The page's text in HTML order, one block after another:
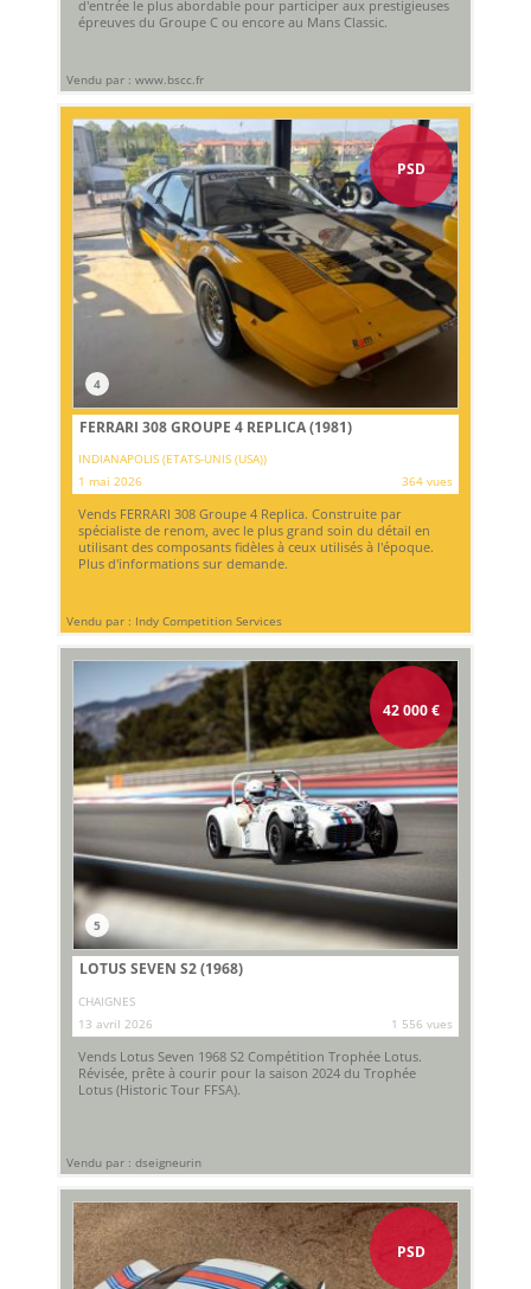
d'entrée le plus abordable pour participer aux prestigieuses
épreuves du Groupe C ou encore au Mans Classic.
Vendu par : www.bscc.fr
PSD
4
FERRARI 308 GROUPE 4 REPLICA (1981)
INDIANAPOLIS (ETATS-UNIS (USA))
1 mai 2026
364 vues
Vends FERRARI 308 Groupe 4 Replica. Construite par
spécialiste de renom, avec le plus grand soin du détail en
utilisant des composants fidèles à ceux utilisés à l'époque.
Plus d'informations sur demande.
Vendu par : Indy Competition Services
42 000€
5
LOTUS SEVEN S2 (1968)
CHAIGNES
13 avril 2026
1 556 vues
Vends Lotus Seven 1968 S2 Compétition Trophée Lotus.
Révisée, prête à courir pour la saison 2024 du Trophée
Lotus (Historic Tour FFSA).
Vendu par : dseigneurin
PSD